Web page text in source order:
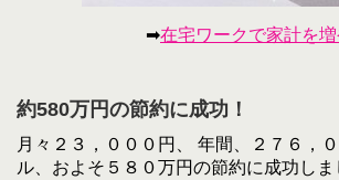
➡在宅ワークで家計を
約580万円の節約に成功！
月々２３，０００円、 年間、２７６，
ル、およそ５８０万円の節約に成功しま